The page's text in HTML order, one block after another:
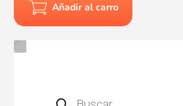
Añadir al carro